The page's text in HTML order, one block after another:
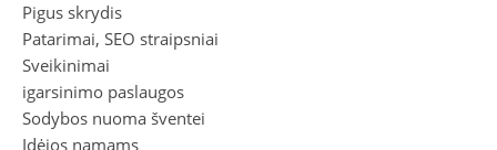
Pigus skrydis
Patarimai, SEO straipsniai
Sveikinimai
igarsinimo paslaugos
Sodybos nuoma šventei
Idėjos namams